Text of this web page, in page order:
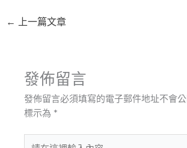
← 上一篇文章
發佈留言
發佈留言必須填寫的電子郵件地址不會公
標示為 *